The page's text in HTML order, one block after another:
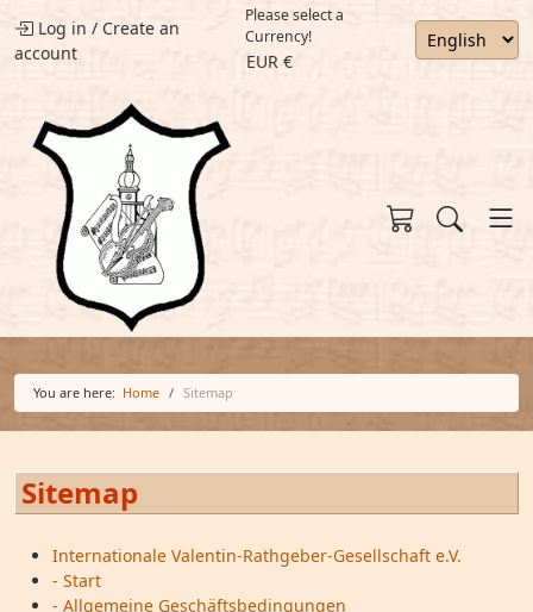
Log in / Create an
account
Please select a
Currency!
EUR €
You are here: Home Sitemap
Sitemap
Internationale Valentin-Rathgeber-Gesellschaft e.V.
- Start
- Allgemeine Geschäftsbedingungen